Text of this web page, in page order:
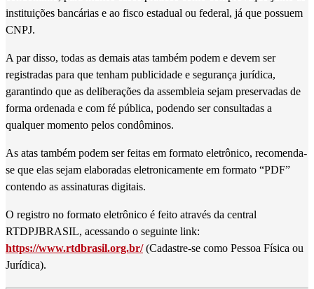
instituições bancárias e ao fisco estadual ou federal, já que possuem
CNPJ.
A par disso, todas as demais atas também podem e devem ser
registradas para que tenham publicidade e segurança jurídica,
garantindo que as deliberações da assembleia sejam preservadas de
forma ordenada e com fé pública, podendo ser consultadas a
qualquer momento pelos condôminos.
As atas também podem ser feitas em formato eletrônico, recomenda-
se que elas sejam elaboradas eletronicamente em formato “PDF”
contendo as assinaturas digitais.
O registro no formato eletrônico é feito através da central
RTDPJBRASIL, acessando o seguinte link:
https://www.rtdbrasil.org.br/(Cadastre-se como Pessoa Física ou
Jurídica).